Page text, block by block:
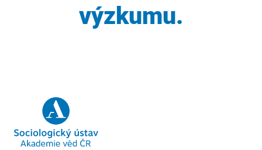
výzkumu.